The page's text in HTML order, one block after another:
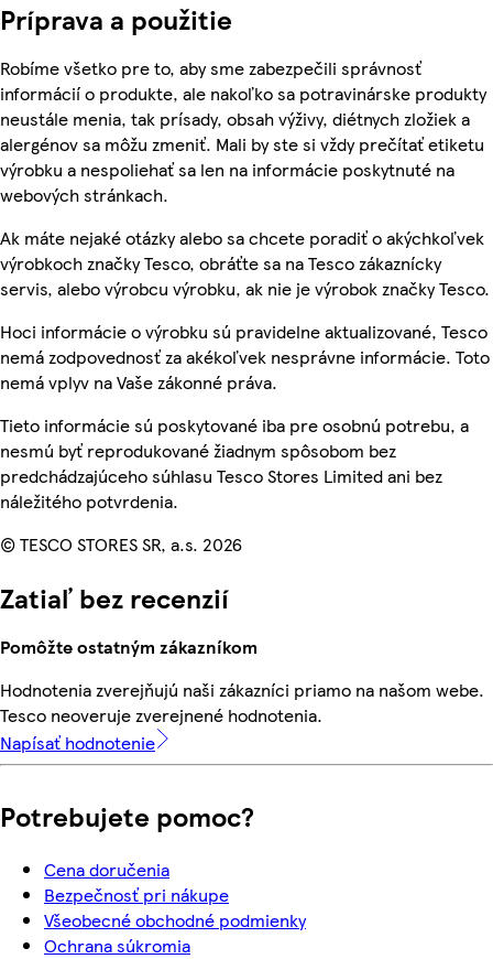
Príprava a použitie
Robíme všetko pre to, aby sme zabezpečili správnosť
informácií o produkte, ale nakoľko sa potravinárske produkty
neustále menia, tak prísady, obsah výživy, diétnych zložiek a
alergénov sa môžu zmeniť. Mali by ste si vždy prečítať etiketu
výrobku a nespoliehať sa len na informácie poskytnuté na
webových stránkach.
Ak máte nejaké otázky alebo sa chcete poradiť o akýchkoľvek
výrobkoch značky Tesco, obráťte sa na Tesco zákaznícky
servis, alebo výrobcu výrobku, ak nie je výrobok značky Tesco.
Hoci informácie o výrobku sú pravidelne aktualizované, Tesco
nemá zodpovednosť za akékoľvek nesprávne informácie. Toto
nemá vplyv na Vaše zákonné práva.
Tieto informácie sú poskytované iba pre osobnú potrebu, a
nesmú byť reprodukované žiadnym spôsobom bez
predchádzajúceho súhlasu Tesco Stores Limited ani bez
náležitého potvrdenia.
© TESCO STORES SR, a.s. 2026
Zatiaľ bez recenzií
Pomôžte ostatným zákazníkom
Hodnotenia zverejňujú naši zákazníci priamo na našom webe.
Tesco neoveruje zverejnené hodnotenia.
Napísať hodnotenie
Potrebujete pomoc?
Cena doručenia
Bezpečnosť pri nákupe
Všeobecné obchodné podmienky
Ochrana súkromia